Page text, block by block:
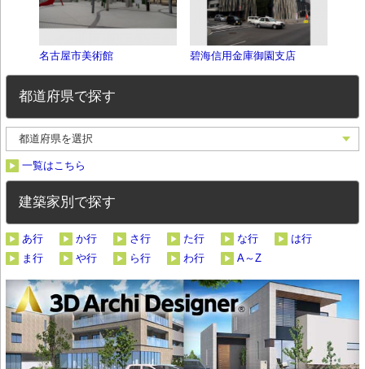
名古屋市美術館 碧海信用金庫御園支店
都道府県で探す
一覧はこちら
建築家別で探す
あ行 か行 さ行 た行 な行
は行
ま行
や行 ら行 わ行 A～Z